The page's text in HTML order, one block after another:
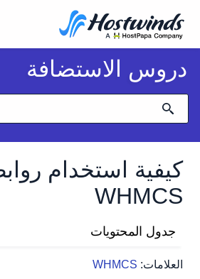
دروس الاستضافة
كيفية استخدام
WHMCS
العلامات: WHMCS
جدول المحتويات
كيفية إضافة رابط تتبع في WHMCS